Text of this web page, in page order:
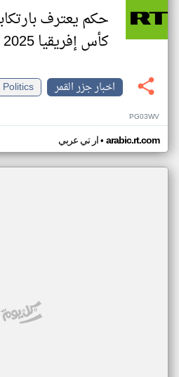
حكم يعترف
كأس إفريقيا 2025
اخبار جزر القمر
Politics
PG03WV
ار تي عربي• arabic.rt.com